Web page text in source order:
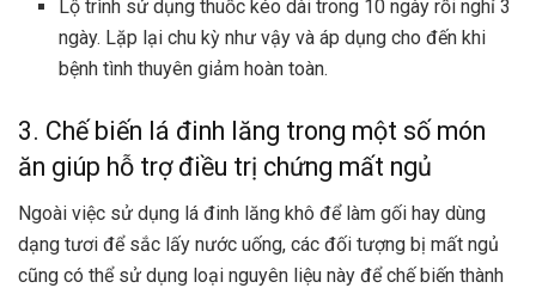
Lộ trình sử dụng thuốc kéo dài trong 10 ngày rồi nghỉ 3
ngày. Lặp lại chu kỳ như vậy và áp dụng cho đến khi
bệnh tình thuyên giảm hoàn toàn.
3. Chế biến lá đinh lăng trong một số món
ăn giúp hỗ trợ điều trị chứng mất ngủ
Ngoài việc sử dụng lá đinh lăng khô để làm gối hay dùng
dạng tươi để sắc lấy nước uống, các đối tượng bị mất ngủ
cũng có thể sử dụng loại nguyên liệu này để chế biến thành